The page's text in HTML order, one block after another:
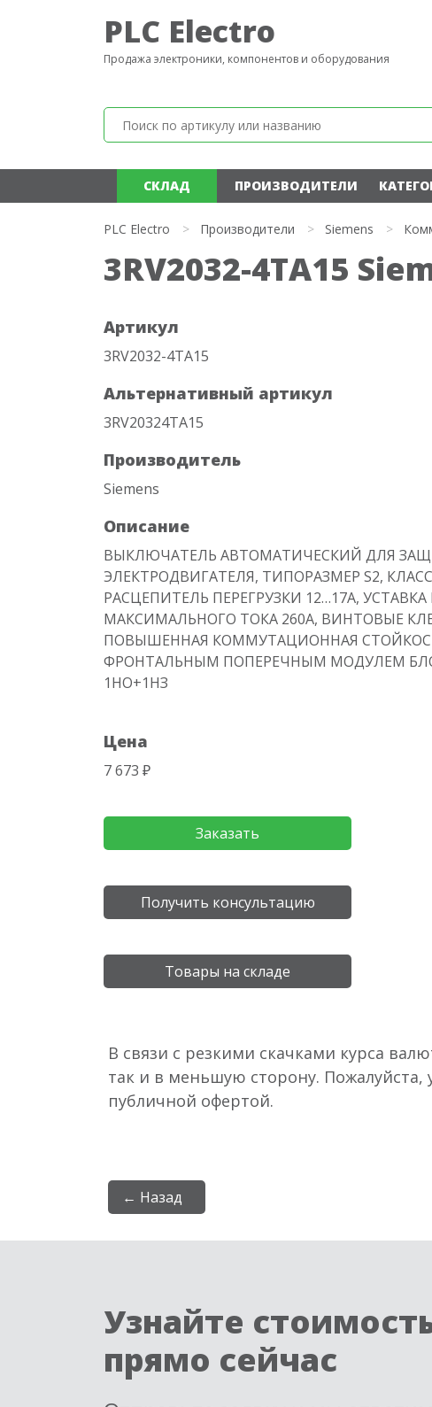
PLC Electro
Продажа электроники, компонентов и оборудования
СКЛАД ПРОИЗВОДИТЕЛИ
PLC Electro > Производители > Siemens >
3RV2032-4TA15
Артикул
3RV2032-4TA15
Альтернативный артикул
3RV20324TA15
Производитель
Siemens
Описание
ВЫКЛЮЧАТЕЛЬ АВТОМАТИЧЕСКИЙ ДЛЯ
ЭЛЕКТРОДВИГАТЕЛЯ, ТИПОРАЗМЕР S2, КЛАСС
РАСЦЕПИТЕЛЬ ПЕРЕГРУЗКИ 12…17А,
МАКСИМАЛЬНОГО ТОКА 260A, ВИНТОВЫЕ
ПОВЫШЕННАЯ КОММУТАЦИОННАЯ
ФРОНТАЛЬНЫМ ПОПЕРЕЧНЫМ МОДУЛЕМ
1НО+1НЗ
Цена
7 673 ₽
Заказать
Получить консультацию
Товары на складе
В связи с резкими скачками курса
так и в меньшую сторону.
публичной офертой.
← Назад
Узнайте
прямо сейчас